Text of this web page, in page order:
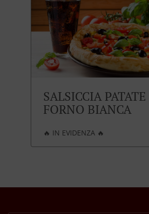
SALSICCIA
FORNO BIANCA
🔥 IN EVIDENZA 🔥